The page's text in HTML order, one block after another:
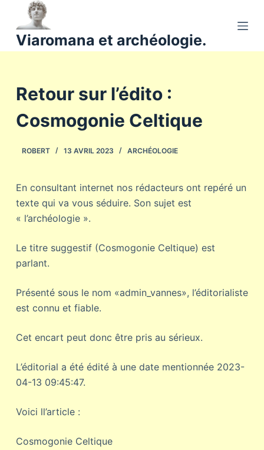
a
u
e
Viaromana et archéologie.
Retour sur l’édito :
Cosmogonie Celtique
ROBERT 13 AVRIL 2023 ARCHÉOLOGIE
En consultant internet nos rédacteurs ont repéré un
texte qui va vous séduire. Son sujet est
« l’archéologie ».
Le titre suggestif (Cosmogonie Celtique) est
parlant.
Présenté sous le nom «admin_vannes», l’éditorialiste
est connu et fiable.
Cet encart peut donc être pris au sérieux.
L’éditorial a été édité à une date mentionnée 2023-
04-13 09:45:47.
Voici ll’article :
Cosmogonie Celtique